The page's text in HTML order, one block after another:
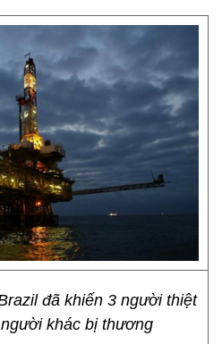
đã khiến 3 người thiệt
khác bị thương